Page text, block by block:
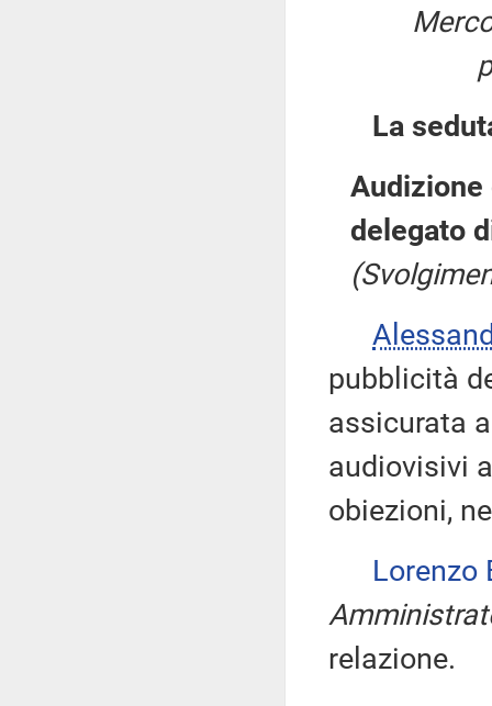
La
delegato
pubblicità
assicurata
audiovisivi
obiezioni,
Lorenzo
relazione.